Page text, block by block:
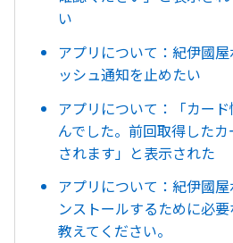
い
アプリについて：紀伊國
ッシュ通知を止めたい
アプリについて：「カー
んでした。前回取得した
されます」と表示された
アプリについて：紀伊國
ンストールするために必
教えてください。